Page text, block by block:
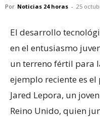
Por Noticias 24 horas - 25
El desarrollo
en el entusiasmo
un terreno fértil para
ejemplo reciente es
Jared Lepora, un
Reino Unido, quien